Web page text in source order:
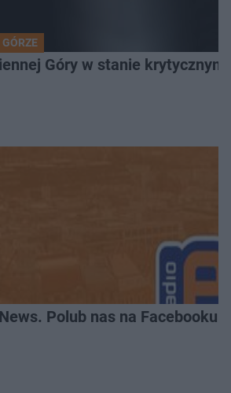
Góry w stanie
Polub nas na Facebooku!